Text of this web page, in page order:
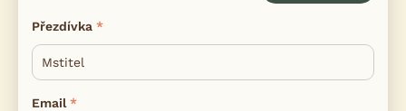
Přezdívka
Email